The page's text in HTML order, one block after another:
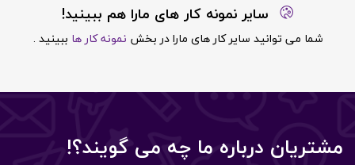
سایر نمونه کار های مارا هم ببینید!
شما می توانید سایر کار های مارا در بخش نمونه کار ها ببینید .
مشتریان درباره ما چه می گویند؟!